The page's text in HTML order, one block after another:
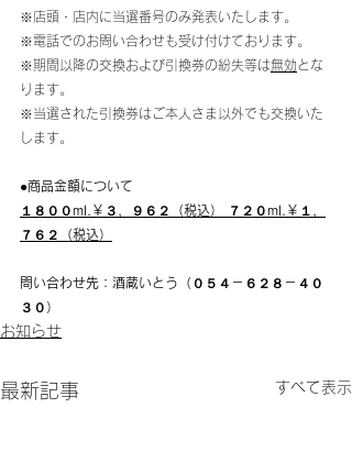
※店頭・店内に当選番号のみ発表いたします。
※電話でのお問い合わせも受け付けております。
※期間以降の交換および引換券の紛失等は無効とな
ります。
※当選された引換券はご本人さま以外でも交換いた
します。
●商品金額について
１８００ml.￥３，９６２（税込） ７２０ml.￥１，
７６２（税込）
問い合わせ先：酒蔵いとう（０５４－６２８－４０
３０）
お知らせ
最新記事 すべて表示